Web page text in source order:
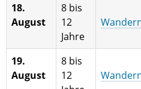
18.
August
8 bis
12
Jahre
19.
August
8 bis
12